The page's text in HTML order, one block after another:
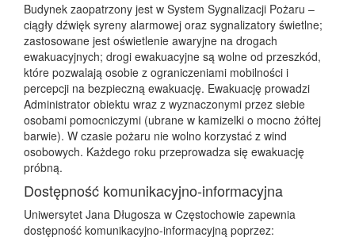
Budynek zaopatrzony jest w System Sygnalizacji Pożaru –
ciągły dźwięk syreny alarmowej oraz sygnalizatory świetlne;
zastosowane jest oświetlenie awaryjne na drogach
ewakuacyjnych; drogi ewakuacyjne są wolne od przeszkód,
które pozwalają osobie z ograniczeniami mobilności i
percepcji na bezpieczną ewakuację. Ewakuację prowadzi
Administrator obiektu wraz z wyznaczonymi przez siebie
osobami pomocniczymi (ubrane w kamizelki o mocno żółtej
barwie). W czasie pożaru nie wolno korzystać z wind
osobowych. Każdego roku przeprowadza się ewakuację
próbną.
Dostępność komunikacyjno-informacyjna
Uniwersytet Jana Długosza w Częstochowie zapewnia
dostępność komunikacyjno-informacyjną poprzez: